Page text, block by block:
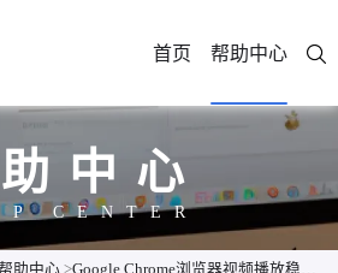
首页 帮助中心
中心
CENTER
助中心 >Google Chrome浏览器视频播放稳定性提升技巧